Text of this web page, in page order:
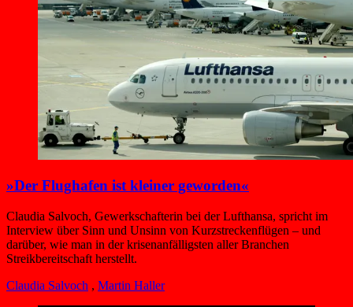
»Der Flughafen ist kleiner geworden«
Claudia Salvoch, Gewerkschafterin bei der Lufthansa, spricht im
Interview über Sinn und Unsinn von Kurzstreckenflügen – und
darüber, wie man in der krisenanfälligsten aller Branchen
Streikbereitschaft herstellt.
Claudia Salvoch , Martin Haller